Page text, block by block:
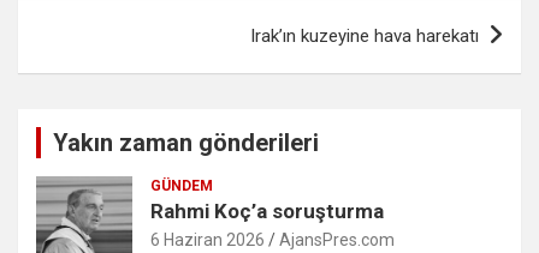
Irak’ın kuzeyine hava harekatı
Yakın zaman gönderileri
GÜNDEM
Rahmi Koç’a soruşturma
6 Haziran 2026 AjansPres.com